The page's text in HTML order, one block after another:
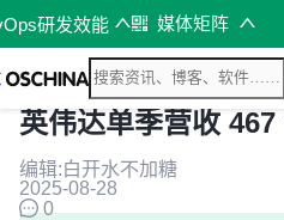
研发效能 媒体矩阵
英伟达单季营收
编辑:白开水不加糖
2025-08-28
0